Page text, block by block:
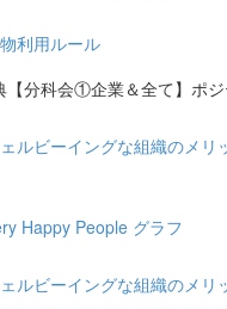
利用ルール
【分科会①企業＆全て】ポ
ェルビーイングな組織のメリ
Happy People グラフ
ェルビーイングな組織のメリ